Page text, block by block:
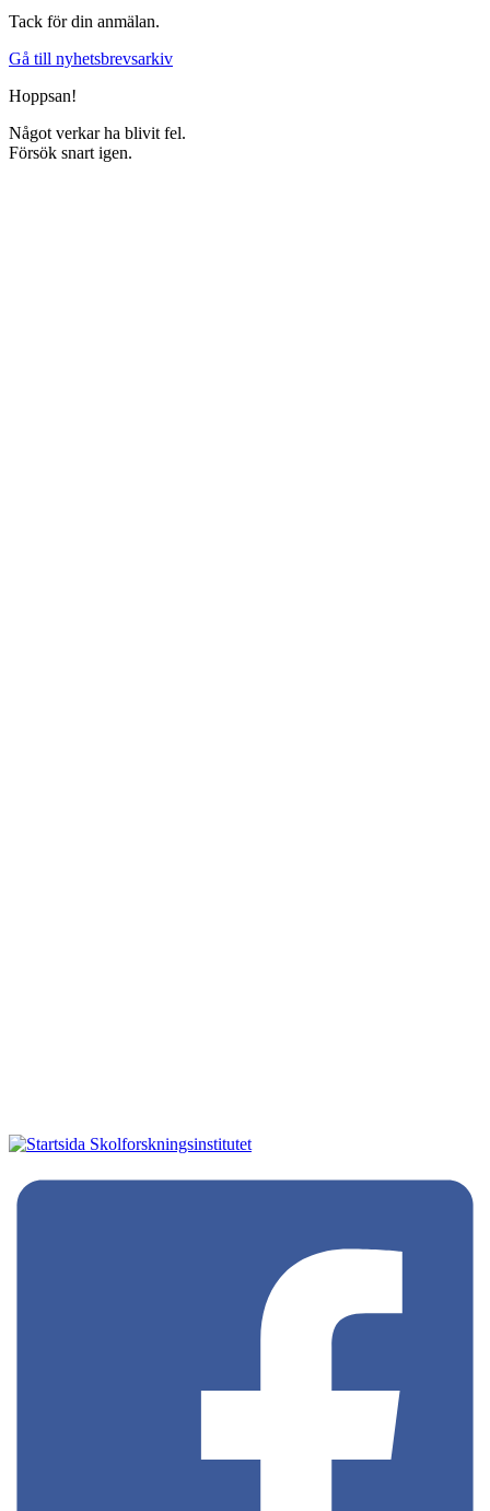
Tack för din anmälan.
Gå till nyhetsbrevsarkiv
Hoppsan!
Något verkar ha blivit fel.
Försök snart igen.